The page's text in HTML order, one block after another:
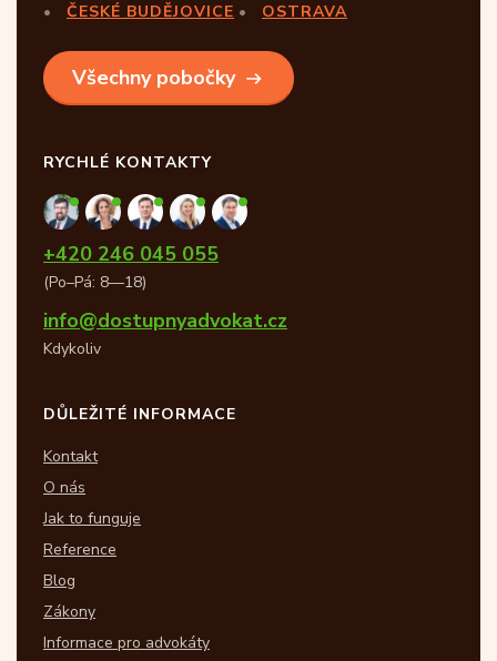
ČESKÉ BUDĚJOVICE
OSTRAVA
Všechny pobočky
RYCHLÉ KONTAKTY
+420 246 045 055
(Po–Pá: 8—18)
info@dostupnyadvokat.cz
Kdykoliv
DŮLEŽITÉ INFORMACE
Kontakt
O nás
Jak to funguje
Reference
Blog
Zákony
Informace pro advokáty